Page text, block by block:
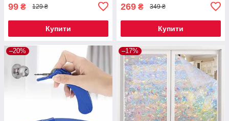
99 ₴ 129 ₴
Купити
269 ₴ 349 ₴
Купити
–20% –17%